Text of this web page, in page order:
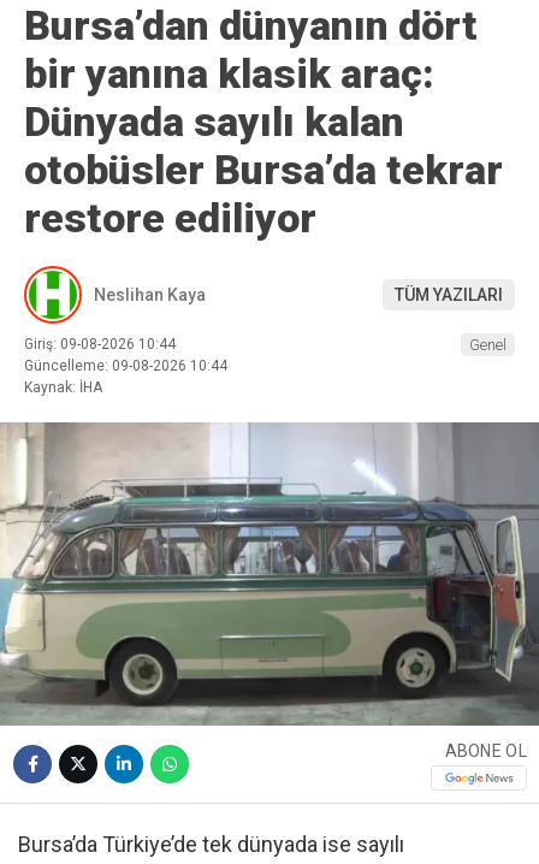
Bursa’dan dünyanın dört
bir yanına klasik araç:
Dünyada sayılı kalan
otobüsler Bursa’da tekrar
restore ediliyor
Neslihan Kaya TÜM YAZILARI
Giriş: 09-08-2026 10:44
Güncelleme: 09-08-2026 10:44
Kaynak: İHA
Genel
ABONE OL
Bursa’da Türkiye’de tek dünyada ise sayılı